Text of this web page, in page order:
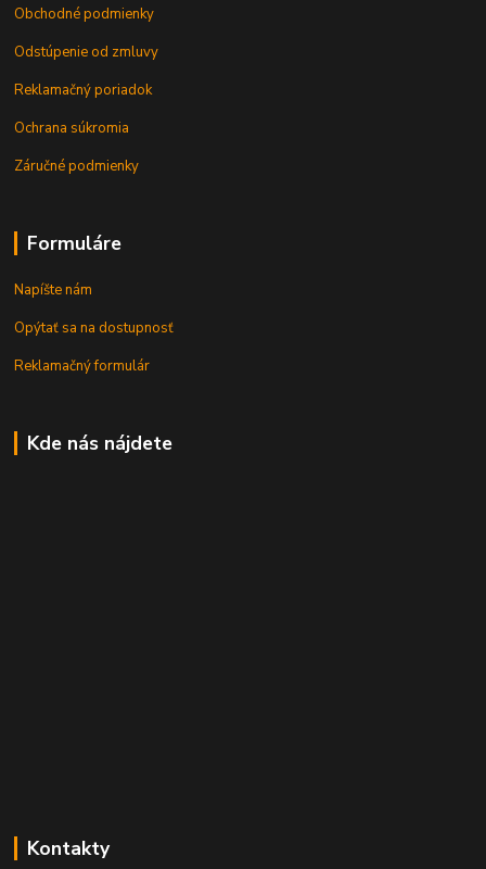
Obchodné podmienky
Odstúpenie od zmluvy
Reklamačný poriadok
Ochrana súkromia
Záručné podmienky
Formuláre
Napíšte nám
Opýtať sa na dostupnosť
Reklamačný formulár
Kde nás nájdete
Kontakty